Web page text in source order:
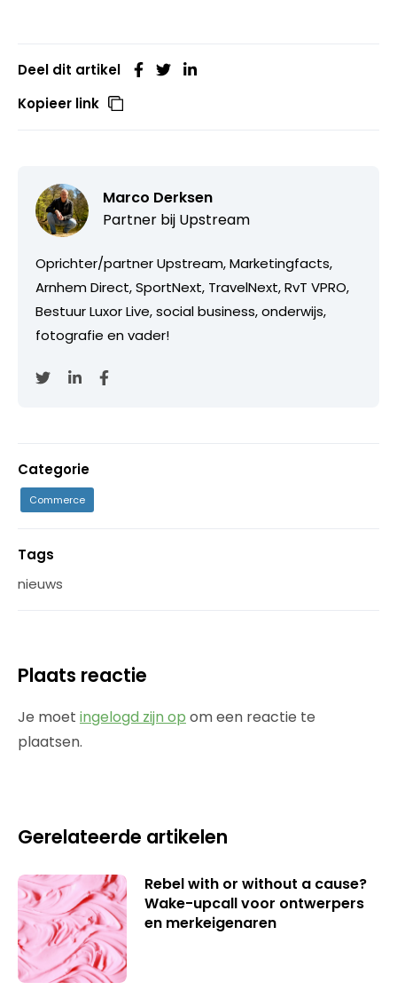
Deel dit artikel
Kopieer link
Marco Derksen
Partner bij Upstream
Oprichter/partner Upstream, Marketingfacts,
Arnhem Direct, SportNext, TravelNext, RvT VPRO,
Bestuur Luxor Live, social business, onderwijs,
fotografie en vader!
Categorie
Commerce
Tags
nieuws
Plaats reactie
Je moet ingelogd zijn op om een reactie te
plaatsen.
Gerelateerde artikelen
Rebel with or without a cause?
Wake-upcall voor ontwerpers
en merkeigenaren